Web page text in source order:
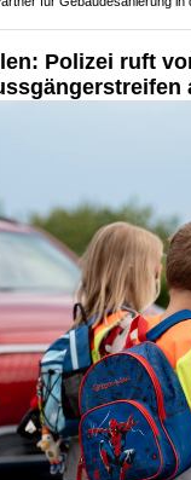
Polizei ruft